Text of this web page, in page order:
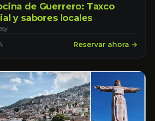
de Guerrero: Taxco
y sabores locales
Reservar ahora →